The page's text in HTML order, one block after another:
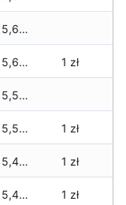
15,645 zł
15,605 zł 1 zł
15,555 zł
15,535 zł 1 zł
15,455 zł 1 zł
15,455 zł 1 zł